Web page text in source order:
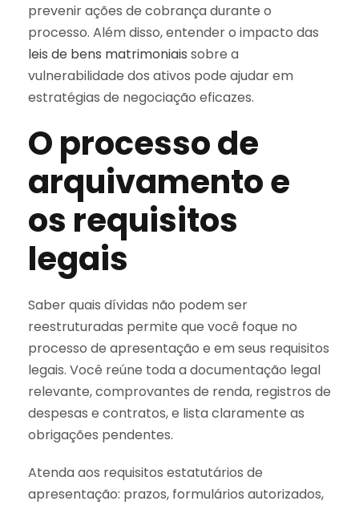
prevenir ações de cobrança durante o
processo. Além disso, entender o impacto das
leis de bens matrimoniais sobre a
vulnerabilidade dos ativos pode ajudar em
estratégias de negociação eficazes.
O processo de
arquivamento e
os requisitos
legais
Saber quais dívidas não podem ser
reestruturadas permite que você foque no
processo de apresentação e em seus requisitos
legais. Você reúne toda a documentação legal
relevante, comprovantes de renda, registros de
despesas e contratos, e lista claramente as
obrigações pendentes.
Atenda aos requisitos estatutários de
apresentação: prazos, formulários autorizados,